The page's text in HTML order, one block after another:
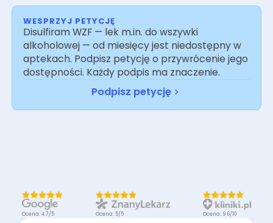
WESPRZYJ PETYCJĘ
Disulfiram WZF — lek m.in. do wszywki
alkoholowej — od miesięcy jest niedostępny w
aptekach. Podpisz petycję o przywrócenie jego
dostępności. Każdy podpis ma znaczenie.
Podpisz petycję
Ocena: 4.7/5 Ocena: 5/5 Ocena: 9.6/10